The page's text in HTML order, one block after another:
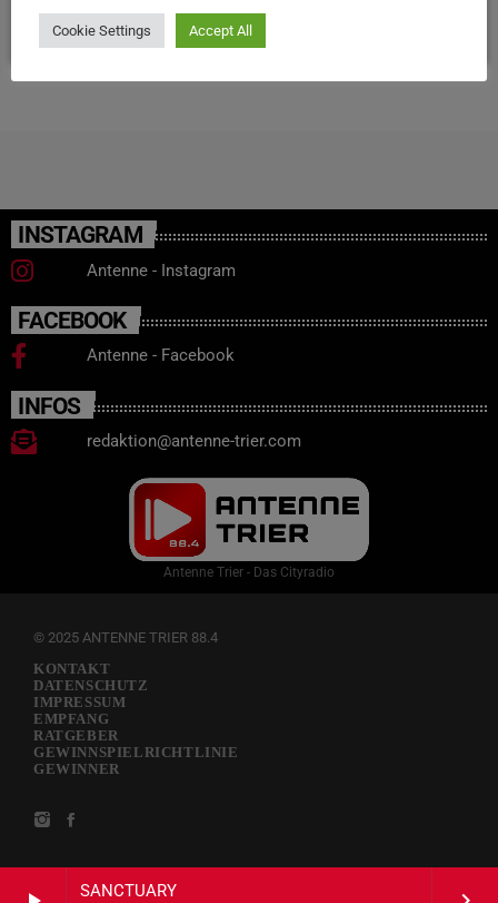
SANCTUARY
today
INSTAGRAM
Antenne - Instagram
FACEBOOK
Antenne - Facebook
INFOS
redaktion@antenne-trier.com
Antenne Trier - Das Cityradio
© 2025 ANTENNE TRIER 88.4
KONTAKT
DATENSCHUTZ
IMPRESSUM
EMPFANG
RATGEBER
GEWINNSPIELRICHTLINIE
GEWINNER
Cookie Settings Accept All